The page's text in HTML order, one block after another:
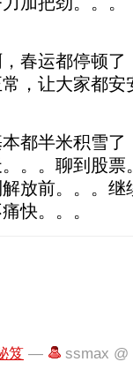
春运都停顿
，让大家都
都半米积雪
。。聊到股
放前。。。
快。。。
笈 — ssmax @